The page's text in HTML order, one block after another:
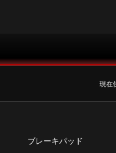
現在
ブレーキパッド